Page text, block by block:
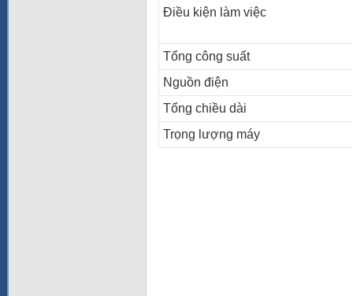
Điều kiện làm việc
Tổng công suất
Nguồn điện
Tổng chiều dài
Trọng lượng máy